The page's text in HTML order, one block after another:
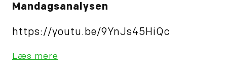
Mandagsanalysen
https://youtu.be/9YnJs45HiQc
Læs mere